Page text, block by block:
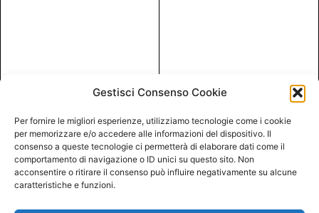
Gestisci Consenso Cookie
Per fornire le migliori esperienze, utilizziamo tecnologie come i cookie
per memorizzare e/o accedere alle informazioni del dispositivo. Il
consenso a queste tecnologie ci permetterà di elaborare dati come il
comportamento di navigazione o ID unici su questo sito. Non
acconsentire o ritirare il consenso può influire negativamente su alcune
caratteristiche e funzioni.